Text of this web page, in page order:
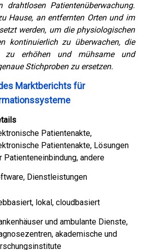
drahtlosen Patientenüberwachung.
Hause, an entfernten Orten und im
werden, um die physiologischen
kontinuierlich zu überwachen, die
zu erhöhen und mühsame und
Stichproben zu ersetzen.
Marktberichts für
Patientenakte,
Patientenakte, Lösungen
Patienteneinbindung, andere
Dienstleistungen
lokal, cloudbasiert
und ambulante Dienste,
akademische und